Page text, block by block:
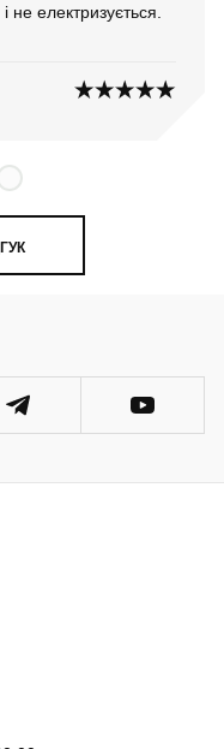
не електризується.